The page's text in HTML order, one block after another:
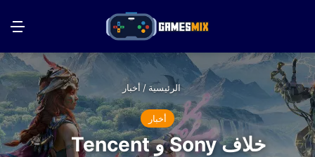
الرئيسية / أخبار
أخبار
خلاف Sony و Tencent